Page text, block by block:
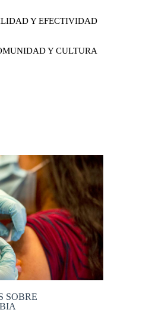
Y EFECTIVIDAD
Y CULTURA
SOBRE